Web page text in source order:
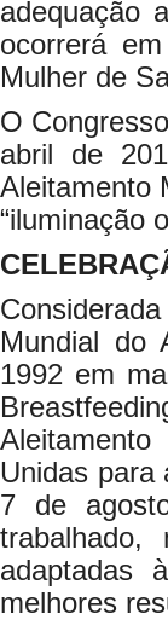
adequação
ocorrerá
Mulher de
O
abril de
Aleitamento
“iluminação
Mundial do
1992 em
Unidas para
7 de
adaptadas
melhores